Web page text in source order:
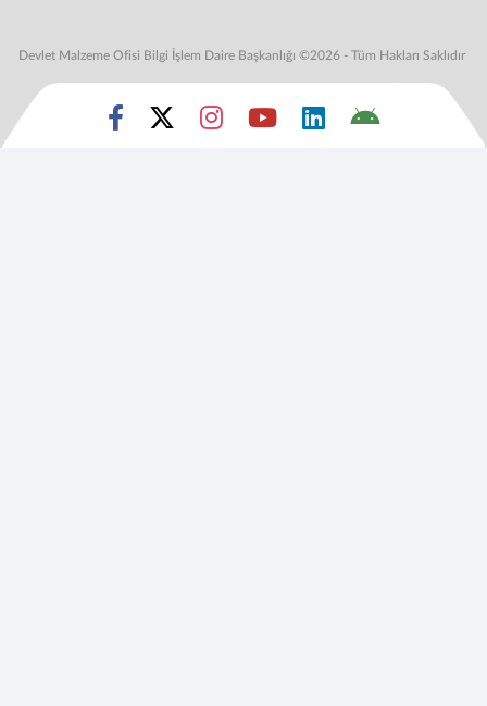
Devlet Malzeme Ofisi Bilgi İşlem Daire Başkanlığı ©2026 - Tüm Hakları Saklıdır